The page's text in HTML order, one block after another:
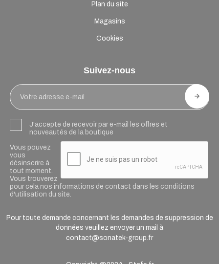
Plan du site
Magasins
Cookies
Suivez-nous
J'accepte de recevoir par e-mail les offres et
nouveautés de la boutique
Vous pouvez
vous
désinscrire à
tout moment.
Vous trouverez
pour cela nos informations de contact dans les conditions
d'utilisation du site.
Pour toute demande concernant les demandes de suppression de
données veuillez envoyer un mail à
contact@sonatek-group.fr